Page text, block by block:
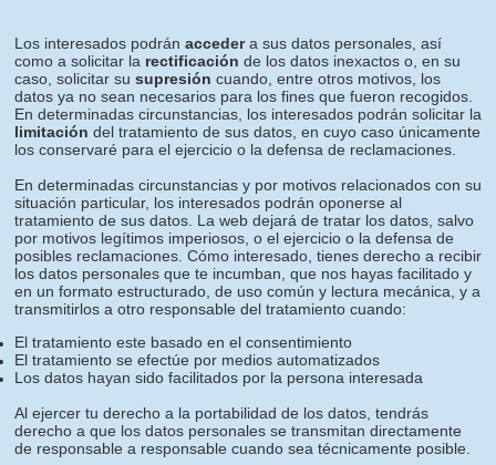
Los interesados podrán accedera sus datos personales, así
como a solicitar la rectificación de los datos inexactos o, en su
caso, solicitar su supresión cuando, entre otros motivos, los
datos ya no sean necesarios para los fines que fueron recogidos.
En determinadas circunstancias, los interesados podrán solicitar la
limitación del tratamiento de sus datos, en cuyo caso únicamente
los conservaré para el ejercicio o la defensa de reclamaciones.
En determinadas circunstancias y por motivos relacionados con su
situación particular, los interesados podrán oponerse al
tratamiento de sus datos. La web dejará de tratar los datos, salvo
por motivos legítimos imperiosos, o el ejercicio o la defensa de
posibles reclamaciones. Cómo interesado, tienes derecho a recibir
los datos personales que te incumban, que nos hayas facilitado y
en un formato estructurado, de uso común y lectura mecánica, y a
transmitirlos a otro responsable del tratamiento cuando:
El tratamiento este basado en el consentimiento
El tratamiento se efectúe por medios automatizados
Los datos hayan sido facilitados por la persona interesada
Al ejercer tu derecho a la portabilidad de los datos, tendrás
derecho a que los datos personales se transmitan directamente
de responsable a responsable cuando sea técnicamente posible.